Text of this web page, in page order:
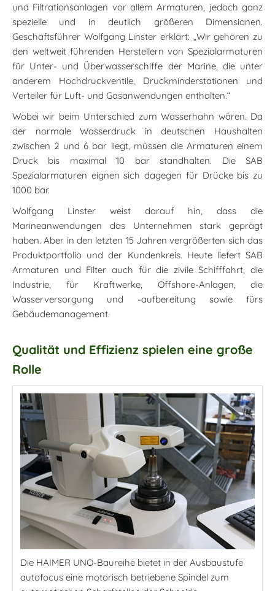
und Filtrationsanlagen vor allem Armaturen, jedoch ganz
spezielle und in deutlich größeren Dimensionen.
Geschäftsführer Wolfgang Linster erklärt: „Wir gehören zu
den weltweit führenden Herstellern von Spezialarmaturen
für Unter- und Überwasserschiffe der Marine, die unter
anderem Hochdruckventile, Druckminderstationen und
Verteiler für Luft- und Gasanwendungen enthalten.“
Wobei wir beim Unterschied zum Wasserhahn wären. Da
der normale Wasserdruck in deutschen Haushalten
zwischen 2 und 6 bar liegt, müssen die Armaturen einem
Druck bis maximal 10 bar standhalten. Die SAB
Spezialarmaturen eignen sich dagegen für Drücke bis zu
1000 bar.
Wolfgang Linster weist darauf hin, dass die
Marineanwendungen das Unternehmen stark geprägt
haben. Aber in den letzten 15 Jahren vergrößerten sich das
Produktportfolio und der Kundenkreis. Heute liefert SAB
Armaturen und Filter auch für die zivile Schifffahrt, die
Industrie, für Kraftwerke, Offshore-Anlagen, die
Wasserversorgung und -aufbereitung sowie fürs
Gebäudemanagement.
Qualität und Effizienz spielen eine große
Rolle
Die HAIMER UNO-Baureihe bietet in der Ausbaustufe
autofocus eine motorisch betriebene Spindel zum